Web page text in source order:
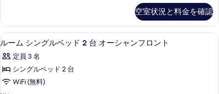
オ
ー
シ
ャ
ン
ビ
オ
シ
ャ
ン
ビ
ュ
ー
の
ト
(Diamond
Head)
の
す
べ
ス
イ
ー
(Diamond
Head)
詳
空室状況と料金を確認
ル
ー
ム
シ
ン
高級寝具、セーフティボックス (室
4
ルーム シングルベッド 2 台 オーシャンフロント
定員 3 名
シングルベッド 2 台
WiFi (無料)